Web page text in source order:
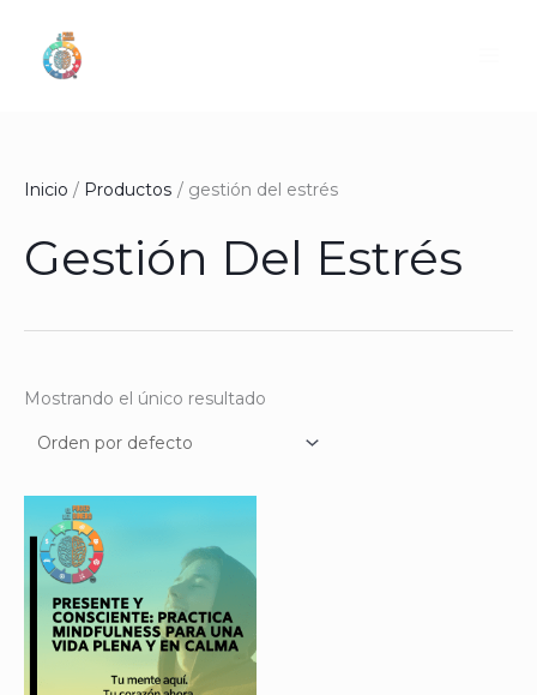
contenido
Inicio Productos gestión del estrés
Gestión Del Estrés
Mostrando el único resultado